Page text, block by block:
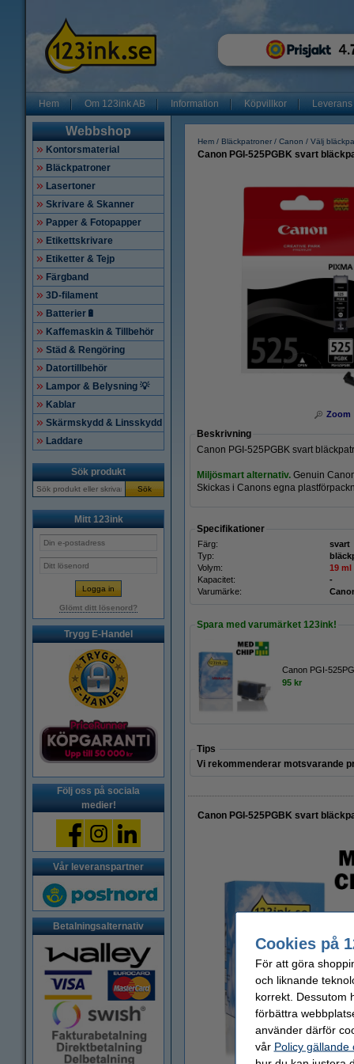
Hem Om 123ink AB Information Köpvillkor Leverans
Webbshop
Kontorsmaterial
Bläckpatroner
Lasertoner
Skrivare & Skanner
Papper & Fotopapper
Etikettskrivare
Etiketter & Tejp
Färgband
3D-filament
Batterier🔋
Kaffemaskin & Tillbehör
Städ & Rengöring
Datortillbehör
Lampor & Belysning 💡
Kablar
Skärmskydd & Linsskydd
Laddare
Sök produkt
Sök
Mitt 123ink
Glömt ditt lösenord?
Trygg E-Handel
Följ oss på sociala
medier!
Vår leveranspartner
Betalningsalternativ
Hem Bläckpatroner Canon Välj
Canon PGI-525PGBK svart
Zoom
Beskrivning
Canon PGI-525PGBK svart
Miljösmart alternativ. Genuin
Skickas i Canons egna
Specifikationer
Färg: svart
Typ:
Volym:
19 ml
Kapacitet:
-
Varumärke:
Spara med varumärket 123ink!
Canon PGI-
95 kr
Tips
Vi rekommenderar motsvarande
Canon PGI-525PGBK svart
Cookies på
För att göra
och liknande
korrekt. Dessutom
förbättra
använder därför
vår Policy gällande